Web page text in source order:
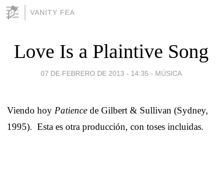
VANITY FEA
Love Is a Plaintive Song
07 DE FEBRERO DE 2013 - 14:35 - MÚSICA
Viendo hoy Patience de Gilbert & Sullivan (Sydney,
1995). Esta es otra producción, con toses incluidas.